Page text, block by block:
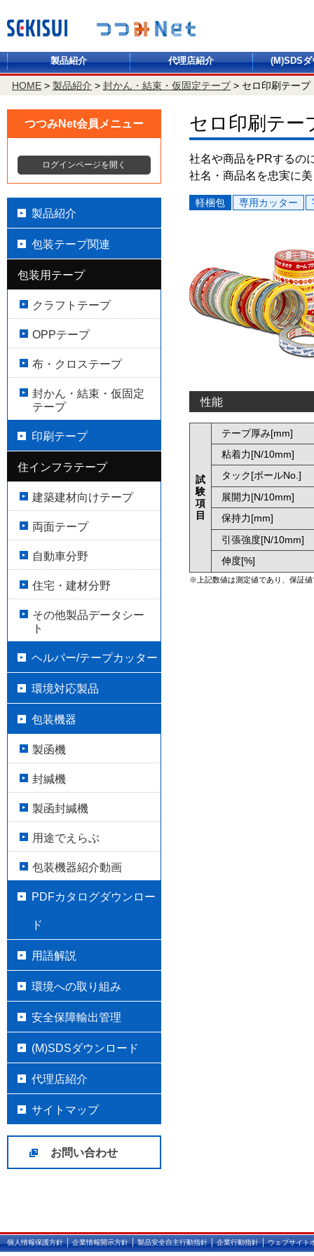
製品紹介 代理店紹介 (M)SDS
HOME >製品紹介 >封かん・結束・仮固定テープ> セロ印刷テープ
セロ印刷テー
社名や商品をPRするの
社名・商品名を忠実に
軽梱包 専用カッター
性能
試
験
項
目
テープ厚み[mm]
粘着力[N/10mm]
タック[ボールNo.]
展開力[N/10mm]
保持力[mm]
引張強度[N/10mm]
伸度[%]
※上記数値は測定値であり、保証
つつみNet会員メニュー
ログインページを開く
製品紹介
包装テープ関連
包装用テープ
クラフトテープ
OPPテープ
布・クロステープ
封かん・結束・仮固定
テープ
印刷テープ
住インフラテープ
建築建材向けテープ
両面テープ
自動車分野
住宅・建材分野
その他製品データシー
ト
ヘルパー/テープカッター
環境対応製品
包装機器
製函機
封緘機
製函封緘機
用途でえらぶ
包装機器紹介動画
PDFカタログダウンロー
ド
用語解説
環境への取り組み
安全保障輸出管理
(M)SDSダウンロード
代理店紹介
サイトマップ
お問い合わせ
個人情報保護方針｜企業情報開示方針｜製品安全自主行動指針｜企業行動指針｜ウェブサイト